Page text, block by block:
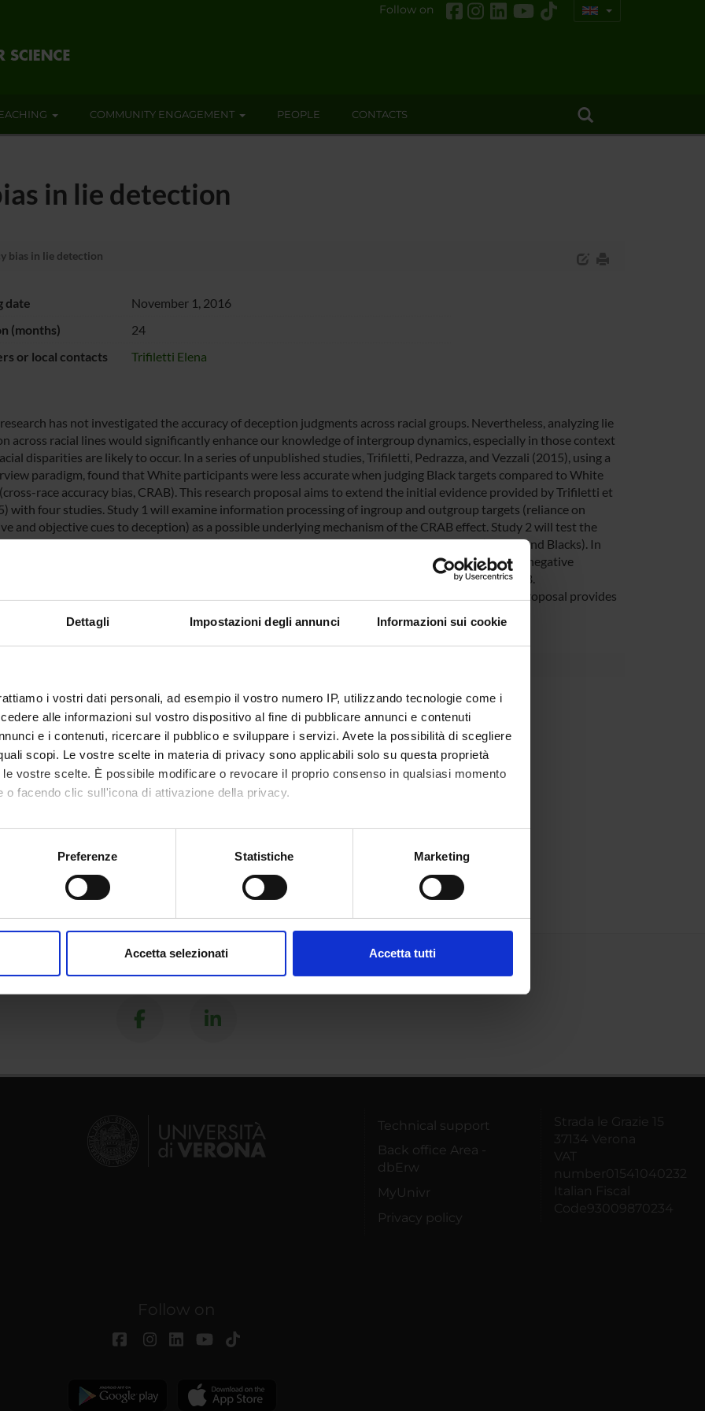
Dettagli Impostazioni degli annunci Informazioni sui cookie
i vostri dati personali, ad esempio il vostro numero IP, utilizzando tecnologie come i
alle informazioni sul vostro dispositivo al fine di pubblicare annunci e contenuti
e i contenuti, ricercare il pubblico e sviluppare i servizi. Avete la possibilità di scegliere
scopi. Le vostre scelte in materia di privacy sono applicabili solo su questa proprietà
vostre scelte. È possibile modificare o revocare il proprio consenso in qualsiasi momento
o facendo clic sull'icona di attivazione della privacy.
anche:
sulla tua posizione geografica, con un'approssimazione di qualche metro,
in qualsiasi momento dalla Dichiarazione sui cookie.
Preferenze Statistiche Marketing
Accetta selezionati Accetta tutti
Follow on
COMMUNITY ENGAGEMENT PEOPLE CONTACTS
in lie detection
bias in lie detection
date
November 1, 2016
(months)
24
or local contacts
Trifiletti Elena
has not investigated the accuracy of deception judgments across racial groups. Nevertheless, analyzing lie
across racial lines would significantly enhance our knowledge of intergroup dynamics, especially in those context
disparities are likely to occur. In a series of unpublished studies, Trifiletti, Pedrazza, and Vezzali (2015), using a
paradigm, found that White participants were less accurate when judging Black targets compared to White
race accuracy bias, CRAB). This research proposal aims to extend the initial evidence provided by Trifiletti et
with four studies. Study 1 will examine information processing of ingroup and outgroup targets (reliance on
and objective cues to deception) as a possible underlying mechanism of the CRAB effect. Study 2 will test the
of CRAB with a different target group (Asians) and with participants of minority groups (Asians and Blacks). In
we will analyze the generalizability to other experimental paradigms and the moderation effect of negative
Study 4 will test the effectiveness of a recategorization intervention for the reduction of CRAB.
together two fields of social psychology (lie detection and intergroup relations) this research proposal provides
PARTICIPANTS
Associate Professor
Share
Technical support
Back office Area -
dbErw
MyUnivr
Privacy policy
Strada le Grazie 15
37134 Verona
VAT
number01541040232
Italian Fiscal
Code93009870234
Follow on